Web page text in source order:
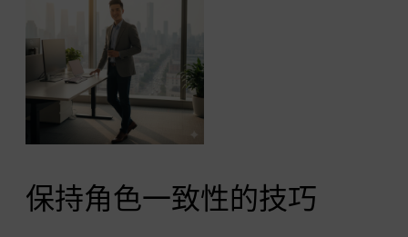
保持角色一致性的技巧